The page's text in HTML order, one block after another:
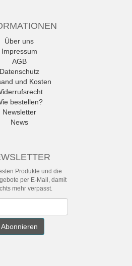
Über uns
Impressum
AGB
Datenschutz
und Kosten
bestellen?
Newsletter
News
Produkte und die
per E-Mail, damit
mehr verpasst.
Abonnieren